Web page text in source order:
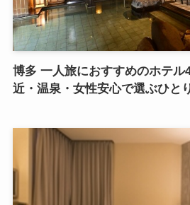
博多 一人旅におすすめのホテル
近・温泉・女性安心で選ぶひと